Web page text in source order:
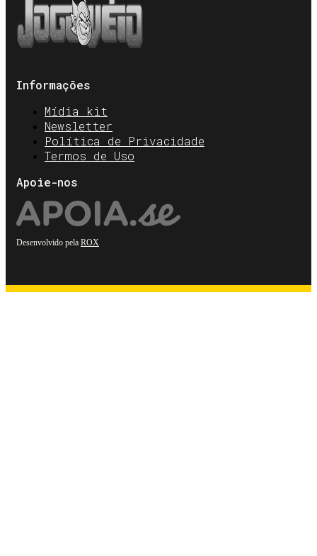
Informações
Mídia kit
Newsletter
Política de Privacidade
Termos de Uso
Apoie-nos
Desenvolvido pela ROX